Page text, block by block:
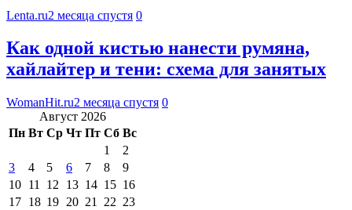
Lenta.ru2 месяца спустя 0
Как одной кистью нанести румяна,
хайлайтер и тени: схема для занятых
WomanHit.ru2 месяца спустя 0
Август 2026
Пн Вт Ср Чт Пт Сб Вс
1
2
3
4 5 6 7 8
9
10 11 12 13 14 15 16
17 18 19 20 21 22 23